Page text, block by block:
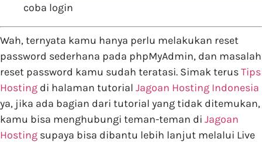
coba login
Wah, ternyata kamu hanya perlu melakukan reset
password sederhana pada phpMyAdmin, dan masalah
reset password kamu sudah teratasi. Simak terusTips
Hosting di halaman tutorial Jagoan Hosting Indonesia
ya, jika ada bagian dari tutorial yang tidak ditemukan,
kamu bisa menghubungi teman-teman di Jagoan
Hosting supaya bisa dibantu lebih lanjut melalui Live